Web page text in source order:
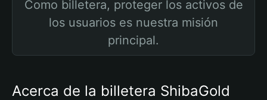
Como billetera, proteger los activos de
los usuarios es nuestra misión
principal.
Acerca de la billetera ShibaGold